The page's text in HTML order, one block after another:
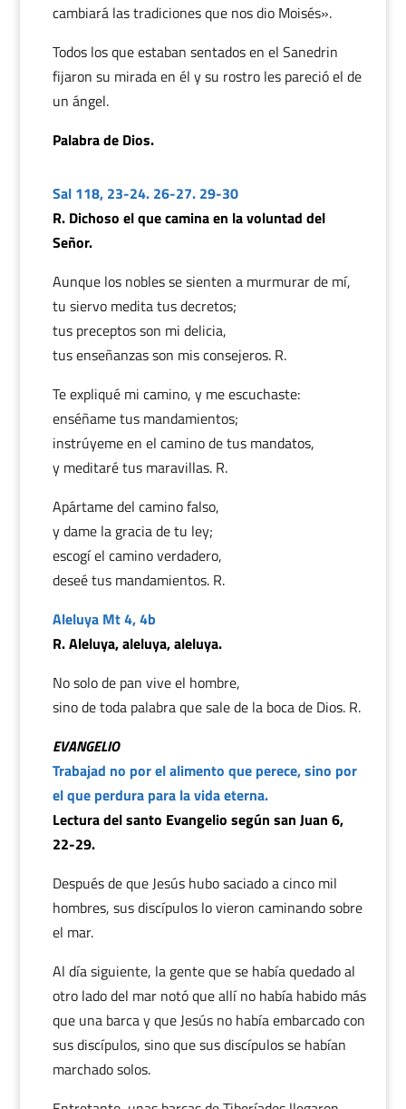
cambiará las tradiciones que nos dio Moisés».
Todos los que estaban sentados en el Sanedrin
fijaron su mirada en él y su rostro les pareció el de
un ángel.
Palabra de Dios.
Sal 118, 23-24. 26-27. 29-30
R. Dichoso el que camina en la voluntad del
Señor.
Aunque los nobles se sienten a murmurar de mí,
tu siervo medita tus decretos;
tus preceptos son mi delicia,
tus enseñanzas son mis consejeros. R.
Te expliqué mi camino, y me escuchaste:
enséñame tus mandamientos;
instrúyeme en el camino de tus mandatos,
y meditaré tus maravillas. R.
Apártame del camino falso,
y dame la gracia de tu ley;
escogí el camino verdadero,
deseé tus mandamientos. R.
Aleluya Mt 4, 4b
R. Aleluya, aleluya, aleluya.
No solo de pan vive el hombre,
sino de toda palabra que sale de la boca de Dios. R.
EVANGELIO
Trabajad no por el alimento que perece, sino por
el que perdura para la vida eterna.
Lectura del santo Evangelio según san Juan 6,
22-29.
Después de que Jesús hubo saciado a cinco mil
hombres, sus discípulos lo vieron caminando sobre
el mar.
Al día siguiente, la gente que se había quedado al
otro lado del mar notó que allí no había habido más
que una barca y que Jesús no había embarcado con
sus discípulos, sino que sus discípulos se habían
marchado solos.